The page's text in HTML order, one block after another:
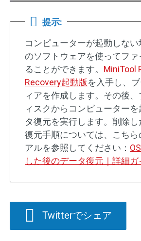
提示:
コンピューターが起動しない
のソフトウェアを使ってフ
ることができます。 MiniTool
Recovery起動版を入手し、
ィアを作成します。その後
ィスクからコンピューター
タ復元を実行します。削除
復元手順については、こちら
アルを参照してください：
した後のデータ復元｜詳細ガ
Twitterでシェア